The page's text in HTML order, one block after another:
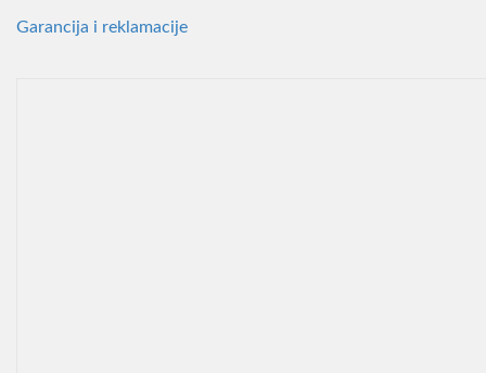
Garancija i reklamacije